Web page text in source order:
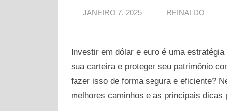
JANEIRO 7, 2025 REINALDO
Investir em dólar e euro é uma
sua carteira e proteger seu patrimônio
fazer isso de forma segura e eficiente?
melhores caminhos e as principais